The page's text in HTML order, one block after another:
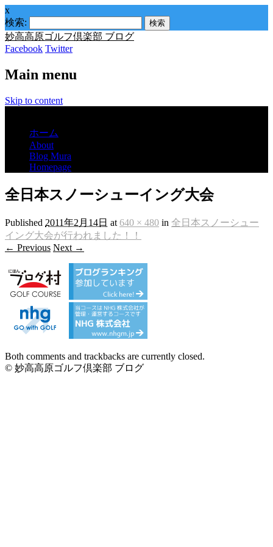
x
検索:
妙高高原ゴルフ倶楽部 ブログ
Facebook Twitter
Main menu
Skip to content
ホーム
About
Blog Mura
Homepage
全日本スノーシューイング大会
Published 2011年2月14日 at 640 × 480 in 全日本スノーシュー
イング大会が行われました！！
← Previous Next →
Both comments and trackbacks are currently closed.
© 妙高高原ゴルフ倶楽部 ブログ